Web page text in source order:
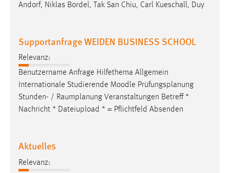
Andorf, Niklas Bordel, Tak San Chiu, Carl Kueschall, Duy
Supportanfrage WEIDEN BUSINESS SCHOOL
Relevanz:
Benutzername Anfrage Hilfethema Allgemein
Internationale Studierende Moodle Prüfungsplanung
Stunden- / Raumplanung Veranstaltungen Betreff *
Nachricht * Dateiupload * = Pflichtfeld Absenden
Aktuelles
Relevanz: